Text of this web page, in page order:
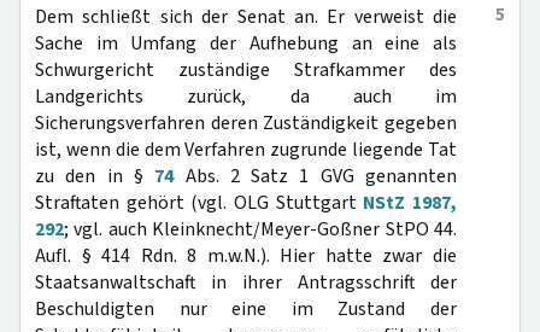
5
Dem schließt sich der Senat an. Er verweist die
Sache im Umfang der Aufhebung an eine als
Schwurgericht zuständige Strafkammer des
Landgerichts zurück, da auch im
Sicherungsverfahren deren Zuständigkeit gegeben
ist, wenn die dem Verfahren zugrunde liegende Tat
zu den in § 74Abs. 2 Satz 1 GVG genannten
Straftaten gehört (vgl. OLG Stuttgart NStZ 1987,
292; vgl. auch Kleinknecht/Meyer-Goßner StPO 44.
Aufl. § 414 Rdn. 8 m.w.N.). Hier hatte zwar die
Staatsanwaltschaft in ihrer Antragsschrift der
Beschuldigten nur eine im Zustand der